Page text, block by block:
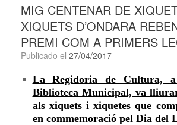
MIG CENTENAR DE
XIQUETS D’ONDARA
PREMI COM A PRIMERS
Publicado el 27/04/2017
La Regidoria de Cultura,
Biblioteca Municipal, va
als xiquets i xiquetes que
en commemoració pel Dia del